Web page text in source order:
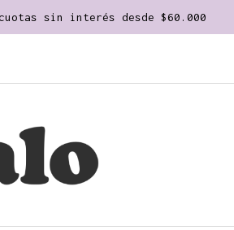
sin interés desde $60.000